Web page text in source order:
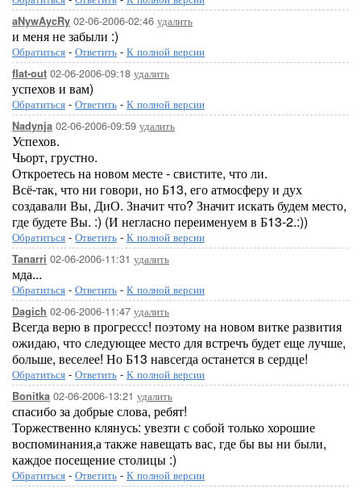
aNywAycRy 02-06-2006-02:46 удалить
и меня не забыли :)
Обратиться - Ответить - К полной версии
flat-out 02-06-2006-09:18 удалить
успехов и вам)
Обратиться - Ответить - К полной версии
Nadynja 02-06-2006-09:59 удалить
Успехов.
Чьорт, грустно.
Откроетесь на новом месте - свистите, что ли.
Всё-так, что ни говори, но Б13, его атмосферу и дух
создавали Вы, ДиО. Значит что? Значит искать будем место,
где будете Вы. :) (И негласно переименуем в Б13-2.:))
Обратиться - Ответить - К полной версии
Tanarri 02-06-2006-11:31 удалить
мда...
Обратиться - Ответить - К полной версии
Dagich 02-06-2006-11:47 удалить
Всегда верю в прогрессс! поэтому на новом витке развития
ожидаю, что следующее место для встречъ будет еще лучше,
больше, веселее! Но Б13 навсегда останется в сердце!
Обратиться - Ответить - К полной версии
Bonitka 02-06-2006-13:21 удалить
спасибо за добрые слова, ребят!
Торжественно клянусь: увезти с собой только хорошие
воспоминания,а также навещать вас, где бы вы ни были,
каждое посещение столицы :)
Обратиться - Ответить - К полной версии